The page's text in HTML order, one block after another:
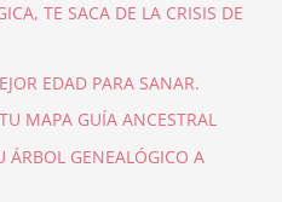
TE SACA DE LA CRISIS DE
EDAD PARA SANAR.
MAPA GUÍA ANCESTRAL
ÁRBOL GENEALÓGICO A